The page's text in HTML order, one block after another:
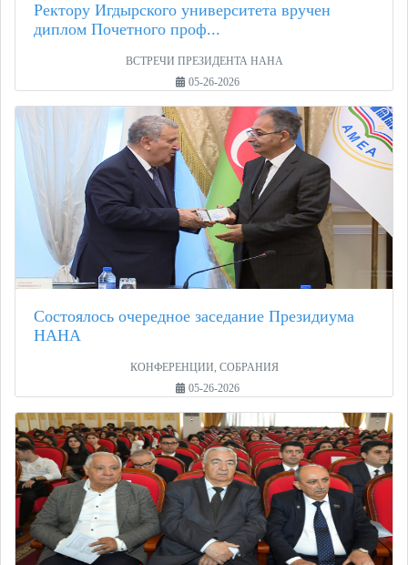
Ректору Игдырского университета вручен
диплом Почетного проф...
ВСТРЕЧИ ПРЕЗИДЕНТА НАНА
05-26-2026
Состоялось очередное заседание Президиума
НАНА
КОНФЕРЕНЦИИ, СОБРАНИЯ
05-26-2026